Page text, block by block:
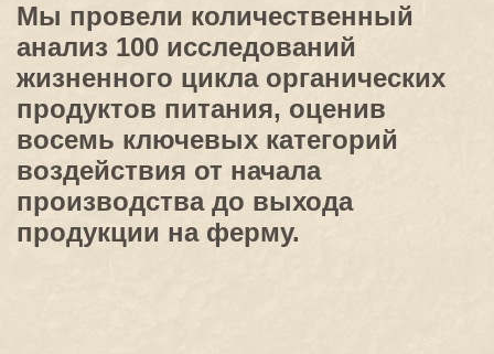
Мы провели количественный
анализ 100 исследований
жизненного цикла органических
продуктов питания, оценив
восемь ключевых категорий
воздействия от начала
производства до выхода
продукции на ферму.